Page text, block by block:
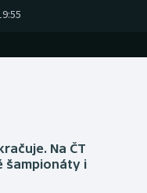
Na ČT
šampionáty i